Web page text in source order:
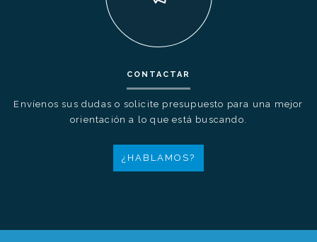
CONTACTAR
Envíenos sus dudas o solicite presupuesto para una mejor
orientación a lo que está buscando.
¿HABLAMOS?